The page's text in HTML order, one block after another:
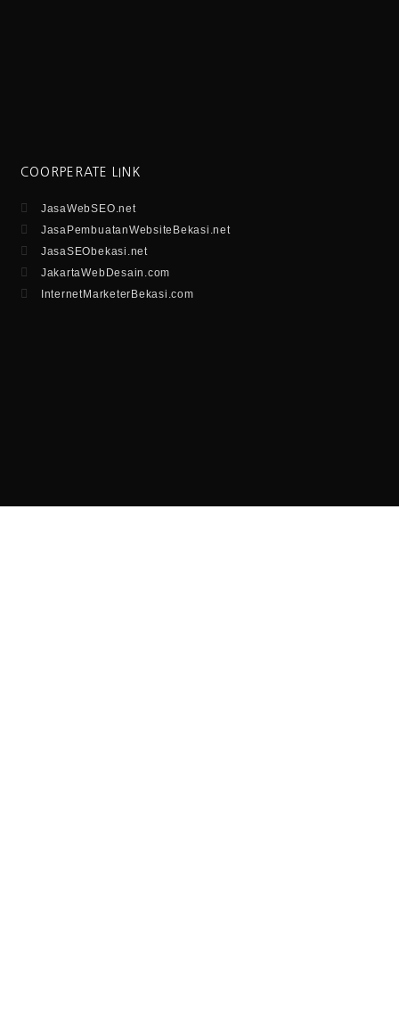
COORPERATE LINK
JasaWebSEO.net
JasaPembuatanWebsiteBekasi.net
JasaSEObekasi.net
JakartaWebDesain.com
InternetMarketerBekasi.com